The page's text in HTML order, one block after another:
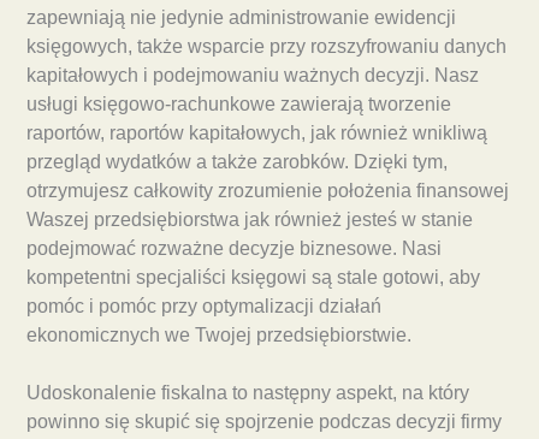
zapewniają nie jedynie administrowanie ewidencji
księgowych, także wsparcie przy rozszyfrowaniu danych
kapitałowych i podejmowaniu ważnych decyzji. Nasz
usługi księgowo-rachunkowe zawierają tworzenie
raportów, raportów kapitałowych, jak również wnikliwą
przegląd wydatków a także zarobków. Dzięki tym,
otrzymujesz całkowity zrozumienie położenia finansowej
Waszej przedsiębiorstwa jak również jesteś w stanie
podejmować rozważne decyzje biznesowe. Nasi
kompetentni specjaliści księgowi są stale gotowi, aby
pomóc i pomóc przy optymalizacji działań
ekonomicznych we Twojej przedsiębiorstwie.
Udoskonalenie fiskalna to następny aspekt, na który
powinno się skupić się spojrzenie podczas decyzji firmy